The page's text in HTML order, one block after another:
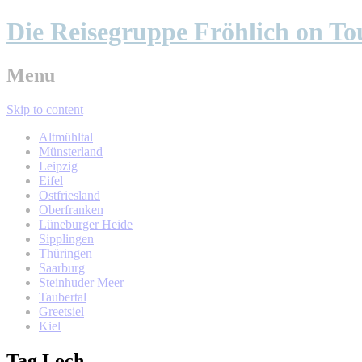
Die Reisegruppe Fröhlich on
Menu
Skip to content
Altmühltal
Münsterland
Leipzig
Eifel
Ostfriesland
Oberfranken
Lüneburger Heide
Sipplingen
Thüringen
Saarburg
Steinhuder Meer
Taubertal
Greetsiel
Kiel